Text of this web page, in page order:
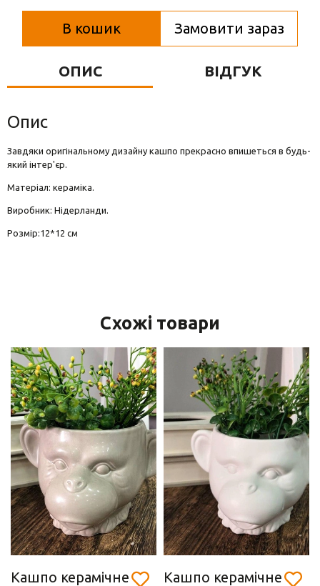
Вази для квітів
В кошик Замовити зараз
ОПИС ВІДГУК
Опис
Завдяки оригінальному дизайну кашпо прекрасно впишеться в будь-
який інтер'єр.
Матеріал: кераміка.
Виробник: Нідерланди.
Розмір:12*12 см
Схожі товари
Кашпо керамічне
Кашпо керамічне